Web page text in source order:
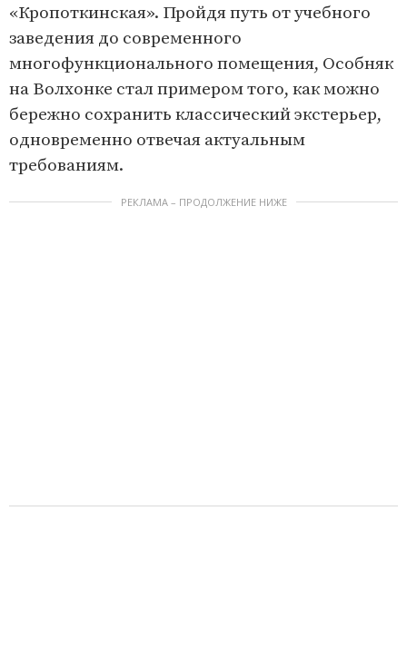
«Кропоткинская». Пройдя путь от учебного
заведения до современного
многофункционального помещения, Особняк
на Волхонке стал примером того, как можно
бережно сохранить классический экстерьер,
одновременно отвечая актуальным
требованиям.
РЕКЛАМА – ПРОДОЛЖЕНИЕ НИЖЕ